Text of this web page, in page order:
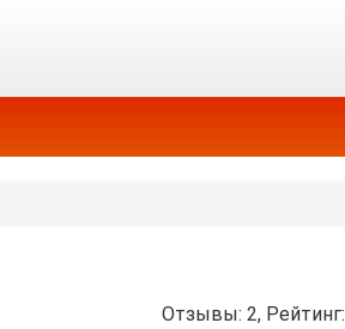
Отзывы: 2, Рейтинг: